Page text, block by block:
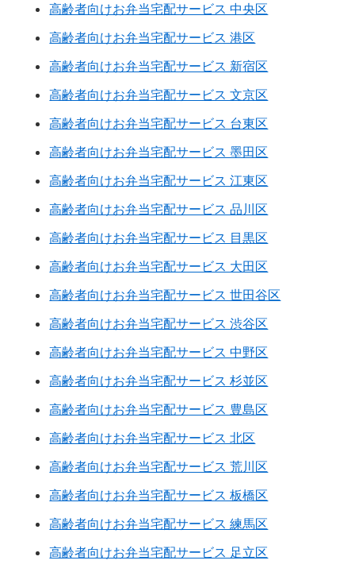
高齢者向けお弁当宅配サービス 中央区
高齢者向けお弁当宅配サービス 港区
高齢者向けお弁当宅配サービス 新宿区
高齢者向けお弁当宅配サービス 文京区
高齢者向けお弁当宅配サービス 台東区
高齢者向けお弁当宅配サービス 墨田区
高齢者向けお弁当宅配サービス 江東区
高齢者向けお弁当宅配サービス 品川区
高齢者向けお弁当宅配サービス 目黒区
高齢者向けお弁当宅配サービス 大田区
高齢者向けお弁当宅配サービス 世田谷区
高齢者向けお弁当宅配サービス 渋谷区
高齢者向けお弁当宅配サービス 中野区
高齢者向けお弁当宅配サービス 杉並区
高齢者向けお弁当宅配サービス 豊島区
高齢者向けお弁当宅配サービス 北区
高齢者向けお弁当宅配サービス 荒川区
高齢者向けお弁当宅配サービス 板橋区
高齢者向けお弁当宅配サービス 練馬区
高齢者向けお弁当宅配サービス 足立区